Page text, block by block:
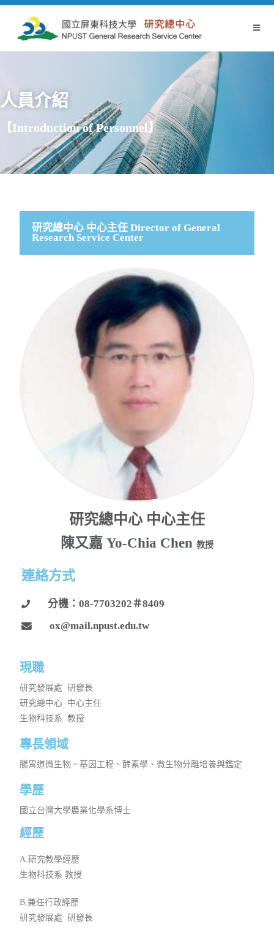
人員介紹
【Introduction of Personnel】
研究總中心 中心主任 Director of General
Research Service Center
研究總中心 中心主任
陳又嘉 Yo-Chia Chen 教授
連絡方式
分機：08-7703202＃8409
ox@mail.npust.edu.tw
現職
研究發展處 研發長
研究總中心 中心主任
生物科技系 教授
專長領域​
腸胃道微生物、基因工程、酵素學、微生物分離培養與鑑定
學歷
國立台灣大學農業化學系博士
經歷​
A.研究教學經歷
生物科技系 教授
B.兼任行政經歷
研究發展處 研發長